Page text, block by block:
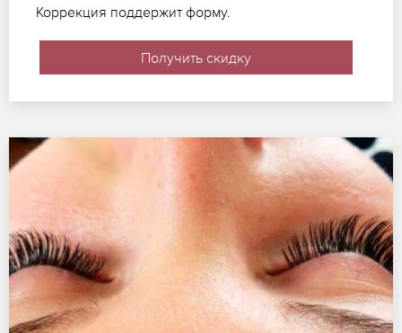
Коррекция поддержит форму.
Получить скидку